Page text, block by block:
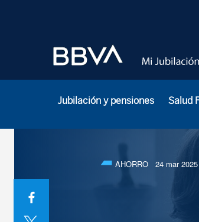
Jubilación y pensiones Salud
AHORRO24 mar 2025